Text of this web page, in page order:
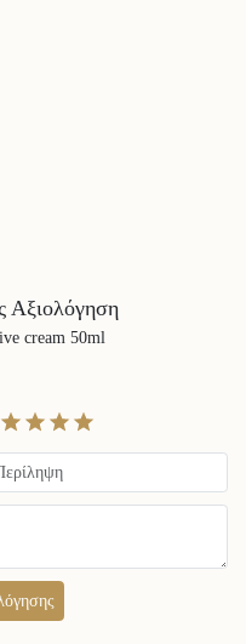
Αξιολόγηση
cream 50ml